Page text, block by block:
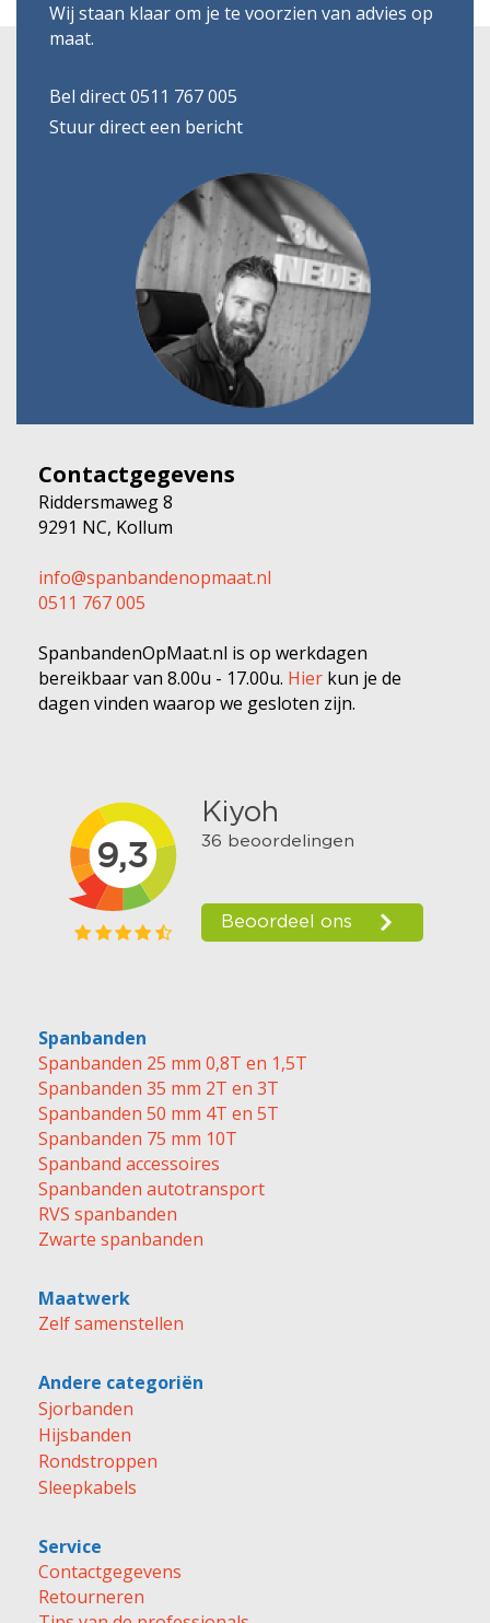
Wij staan klaar om je te voorzien van advies op
maat.
Bel direct 0511 767 005
Stuur direct een bericht
Contactgegevens
Riddersmaweg 8
9291 NC, Kollum
info@spanbandenopmaat.nl
0511 767 005
SpanbandenOpMaat.nl is op werkdagen
bereikbaar van 8.00u - 17.00u. Hier kun je de
dagen vinden waarop we gesloten zijn.
Spanbanden
Spanbanden 25 mm 0,8T en 1,5T
Spanbanden 35 mm 2T en 3T
Spanbanden 50 mm 4T en 5T
Spanbanden 75 mm 10T
Spanband accessoires
Spanbanden autotransport
RVS spanbanden
Zwarte spanbanden
Maatwerk
Zelf samenstellen
Andere categoriën
Sjorbanden
Hijsbanden
Rondstroppen
Sleepkabels
Service
Contactgegevens
Retourneren